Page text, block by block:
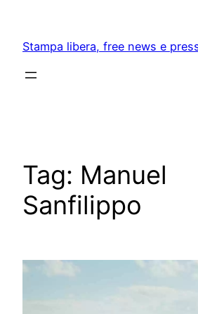
content
Stampa libera, free news e
Tag: Manuel
Sanfilippo